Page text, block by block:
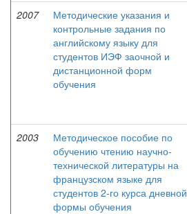
2007
Методические указания и
контрольные задания по
английскому языку для
студентов ИЭФ заочной и
дистанционной форм
обучения
2003
Методическое пособие по
обучению чтению научно-
технической литературы на
французском языке для
студентов 2-го курса дневной
формы обучения